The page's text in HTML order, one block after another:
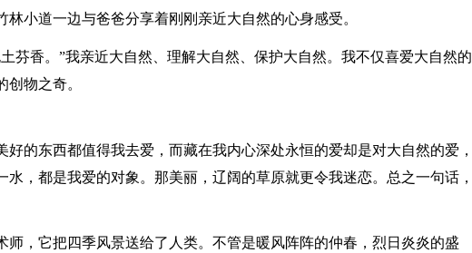
小道一边与爸爸分享着刚刚亲近大自然的心身感受。
芬香。”我亲近大自然、理解大自然、保护大自然。我不仅喜爱大自然的
物之奇。
好的东西都值得我去爱，而藏在我内心深处永恒的爱却是对大自然的爱，
水，都是我爱的对象。那美丽，辽阔的草原就更令我迷恋。总之一句话，
师，它把四季风景送给了人类。不管是暖风阵阵的仲春，烈日炎炎的盛